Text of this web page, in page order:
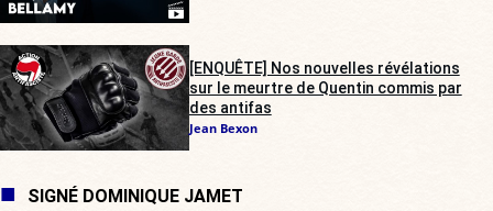
[ENQUÊTE] Nos nouvelles révélations
sur le meurtre de Quentin commis par
des antifas
Jean Bexon
SIGNÉ DOMINIQUE JAMET